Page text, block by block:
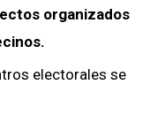
organizados
electorales se